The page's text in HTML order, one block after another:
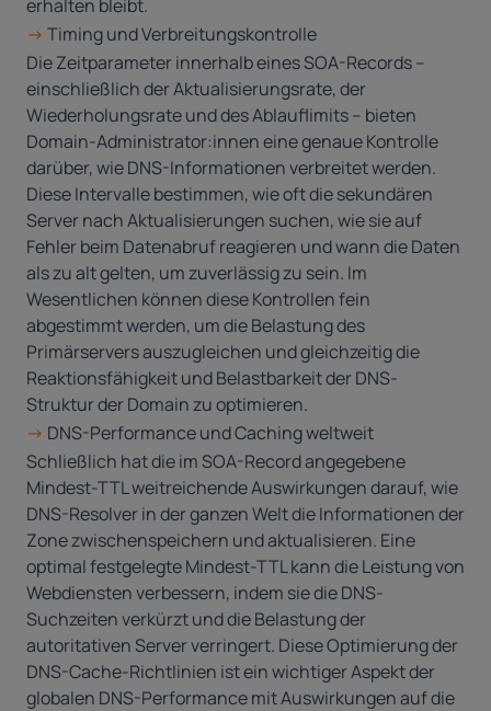
erhalten bleibt.
-> Timing und Verbreitungskontrolle
Die Zeitparameter innerhalb eines SOA-Records –
einschließlich der Aktualisierungsrate, der
Wiederholungsrate und des Ablauflimits – bieten
Domain-Administrator:innen eine genaue Kontrolle
darüber, wie DNS-Informationen verbreitet werden.
Diese Intervalle bestimmen, wie oft die sekundären
Server nach Aktualisierungen suchen, wie sie auf
Fehler beim Datenabruf reagieren und wann die Daten
als zu alt gelten, um zuverlässig zu sein. Im
Wesentlichen können diese Kontrollen fein
abgestimmt werden, um die Belastung des
Primärservers auszugleichen und gleichzeitig die
Reaktionsfähigkeit und Belastbarkeit der DNS-
Struktur der Domain zu optimieren.
-> DNS-Performance und Caching weltweit
Schließlich hat die im SOA-Record angegebene
Mindest-TTL weitreichende Auswirkungen darauf, wie
DNS-Resolver in der ganzen Welt die Informationen der
Zone zwischenspeichern und aktualisieren. Eine
optimal festgelegte Mindest-TTL kann die Leistung von
Webdiensten verbessern, indem sie die DNS-
Suchzeiten verkürzt und die Belastung der
autoritativen Server verringert. Diese Optimierung der
DNS-Cache-Richtlinien ist ein wichtiger Aspekt der
globalen DNS-Performance mit Auswirkungen auf die